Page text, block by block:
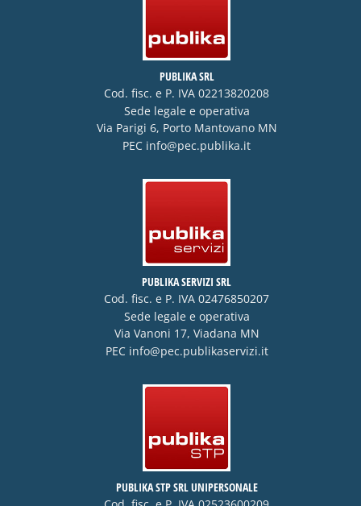
PUBLIKA SRL
Cod. fisc. e P. IVA 02213820208
Sede legale e operativa
Via Parigi 6, Porto Mantovano MN
PEC info@pec.publika.it
PUBLIKA SERVIZI SRL
Cod. fisc. e P. IVA 02476850207
Sede legale e operativa
Via Vanoni 17, Viadana MN
PEC info@pec.publikaservizi.it
PUBLIKA STP SRL UNIPERSONALE